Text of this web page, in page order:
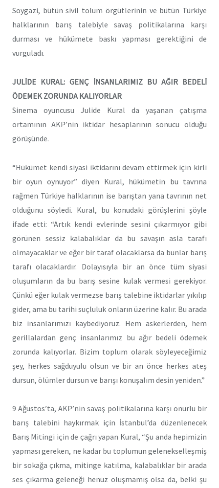
Soygazi, bütün sivil tolum örgütlerinin ve bütün Türkiye
halklarının barış talebiyle savaş politikalarına karşı
durması ve hükümete baskı yapması gerektiğini de
vurguladı.
JULİDE KURAL: GENÇ İNSANLARIMIZ BU AĞIR BEDELİ
ÖDEMEK ZORUNDA KALIYORLAR
Sinema oyuncusu Julide Kural da yaşanan çatışma
ortamının AKP’nin iktidar hesaplarının sonucu olduğu
görüşünde.
“Hükümet kendi siyasi iktidarını devam ettirmek için kirli
bir oyun oynuyor” diyen Kural, hükümetin bu tavrına
rağmen Türkiye halklarının ise barıştan yana tavrının net
olduğunu söyledi. Kural, bu konudaki görüşlerini şöyle
ifade etti: “Artık kendi evlerinde sesini çıkarmıyor gibi
görünen sessiz kalabalıklar da bu savaşın asla tarafı
olmayacaklar ve eğer bir taraf olacaklarsa da bunlar barış
tarafı olacaklardır. Dolayısıyla bir an önce tüm siyasi
oluşumların da bu barış sesine kulak vermesi gerekiyor.
Çünkü eğer kulak vermezse barış talebine iktidarlar yıkılıp
gider, ama bu tarihi suçluluk onların üzerine kalır. Bu arada
biz insanlarımızı kaybediyoruz. Hem askerlerden, hem
gerillalardan genç insanlarımız bu ağır bedeli ödemek
zorunda kalıyorlar. Bizim toplum olarak söyleyeceğimiz
şey, herkes sağduyulu olsun ve bir an önce herkes ateş
dursun, ölümler dursun ve barışı konuşalım desin yeniden.”
9 Ağustos’ta, AKP’nin savaş politikalarına karşı onurlu bir
barış talebini haykırmak için İstanbul’da düzenlenecek
Barış Mitingi için de çağrı yapan Kural, “Şu anda hepimizin
yapması gereken, ne kadar bu toplumun gelenekselleşmiş
bir sokağa çıkma, mitinge katılma, kalabalıklar bir arada
ses çıkarma geleneği henüz oluşmamış olsa da, belki şu